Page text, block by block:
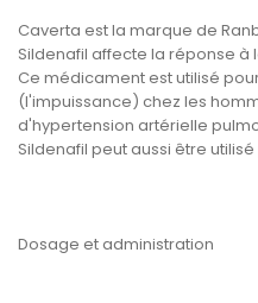
Caverta est la marque de
Sildenafil affecte la réponse à
Ce médicament est utilisé
(l'impuissance) chez les
d'hypertension artérielle
Sildenafil peut aussi être
Dosage et administration